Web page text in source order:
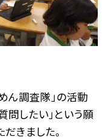
ん調査隊」の活動
問したい」という願
きました。